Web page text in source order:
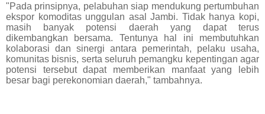
"Pada prinsipnya, pelabuhan siap mendukung pertumbuhan
ekspor komoditas unggulan asal Jambi. Tidak hanya kopi,
masih banyak potensi daerah yang dapat terus
dikembangkan bersama. Tentunya hal ini membutuhkan
kolaborasi dan sinergi antara pemerintah, pelaku usaha,
komunitas bisnis, serta seluruh pemangku kepentingan agar
potensi tersebut dapat memberikan manfaat yang lebih
besar bagi perekonomian daerah," tambahnya.